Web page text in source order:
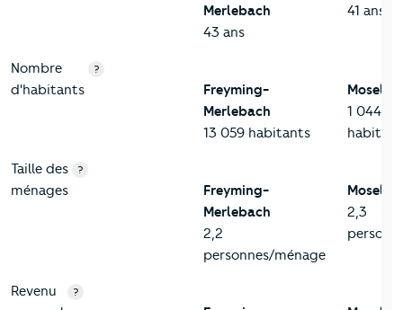
Merlebach
43 ans
41 ans
Nombre
d'habitants
?
Freyming-
Merlebach
13 059 habitants
Moselle
1 044
Taille des
ménages
?
Freyming-
Merlebach
2,2
personnes/ménage
Moselle
2,3
Revenu
?